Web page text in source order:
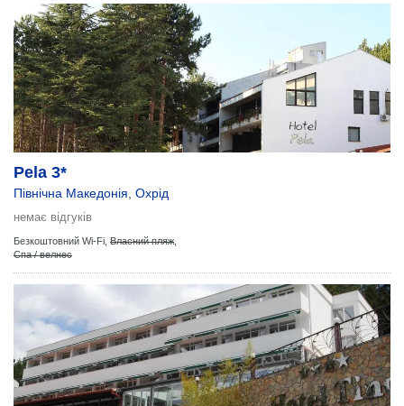
Pela 3*
Північна Македонія Охрід
немає відгуків
Безкоштовний Wi-Fi, Власний пляж
Спа / велнес